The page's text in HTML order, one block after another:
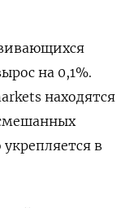
на 0,1%.
находятся
в